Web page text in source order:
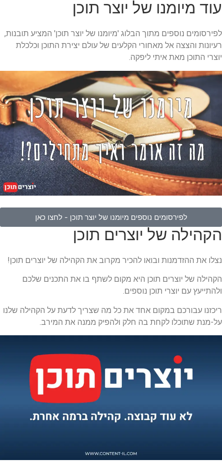
עוד מיומנו של יוצר תוכן
לפירסומים נוספים מתוך הבלוג 'מיומנו של יוצר תוכן' המציע תובנות,
רעיונות והצצה אל מאחורי הקלעים של עולם יצירת התוכן וכלכלת
יוצרי התוכן מאת איתי ליפקה.
לפירסומים נוספים מיומנו של יוצר תוכן - לחצו כאן
הקהילה של יוצרים תוכן​​
נצלו את ההזדמנות ובואו להכיר מקרוב את הקהילה של יוצרים תוכן!
הקהילה של יוצרים תוכן היא מקום לשתף בו את התכנים שלכם
ולהתייעץ עם יוצרי תוכן נוספים.
ריכזנו עבורכם במקום אחד את כל מה שצריך לדעת על הקהילה שלנו
על-מנת שתוכלו לקחת בה חלק ולהפיק ממנה את המירב.